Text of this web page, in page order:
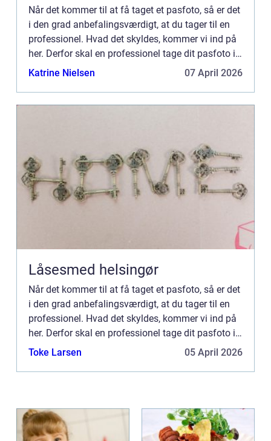
Når det kommer til at få taget et pasfoto, så er det
i den grad anbefalingsværdigt, at du tager til en
professionel. Hvad det skyldes, kommer vi ind på
her. Derfor skal en professionel tage dit pasfoto i
Solrød Du får et ekstra godt billede Først og ...
Katrine Nielsen 07 April 2026
Låsesmed helsingør
Når det kommer til at få taget et pasfoto, så er det
i den grad anbefalingsværdigt, at du tager til en
professionel. Hvad det skyldes, kommer vi ind på
her. Derfor skal en professionel tage dit pasfoto i
Solrød Du får et ekstra godt billede Først og ...
Toke Larsen 05 April 2026